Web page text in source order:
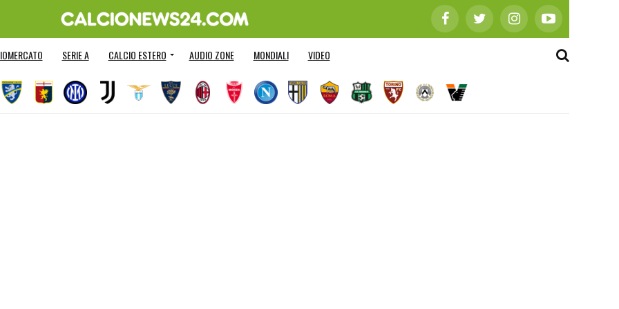
SERIE A CALCIO ESTERO AUDIO ZONE MONDIALI VIDEO